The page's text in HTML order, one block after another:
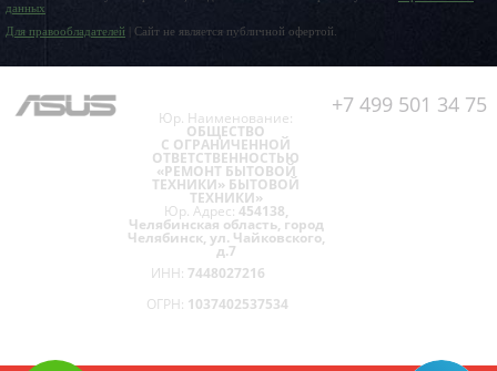
данных
Для правообладателей | Сайт не является публичной офертой.
+7 499 501 34 75
Юр. Наименование:
ОБЩЕСТВО
С ОГРАНИЧЕННОЙ
ОТВЕТСТВЕННОСТЬЮ
«РЕМОНТ БЫТОВОЙ
ТЕХНИКИ» БЫТОВОЙ
ТЕХНИКИ»
Юр. Адрес: 454138,
Челябинская область, город
Челябинск, ул. Чайковского,
д.7
ИНН: 7448027216
ОГРН: 1037402537534